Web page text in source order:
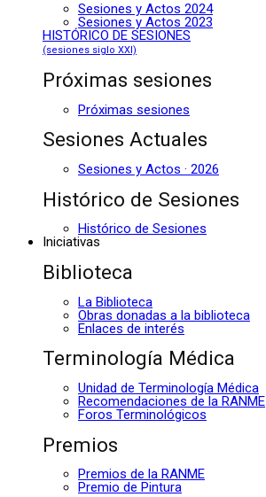
Sesiones y Actos 2024
Sesiones y Actos 2023
HISTÓRICO DE SESIONES
(sesiones siglo XXI)
Próximas sesiones
Próximas sesiones
Sesiones Actuales
Sesiones y Actos · 2026
Histórico de Sesiones
Histórico de Sesiones
Iniciativas
Biblioteca
La Biblioteca
Obras donadas a la biblioteca
Enlaces de interés
Terminología Médica
Unidad de Terminología Médica
Recomendaciones de la RANME
Foros Terminológicos
Premios
Premios de la RANME
Premio de Pintura